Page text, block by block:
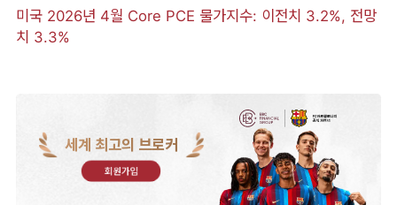
미국 2026년 4월 Core PCE 물가지수: 이전치 3.2%, 전망
치 3.3%
세계 최고의 브로커
회원가입